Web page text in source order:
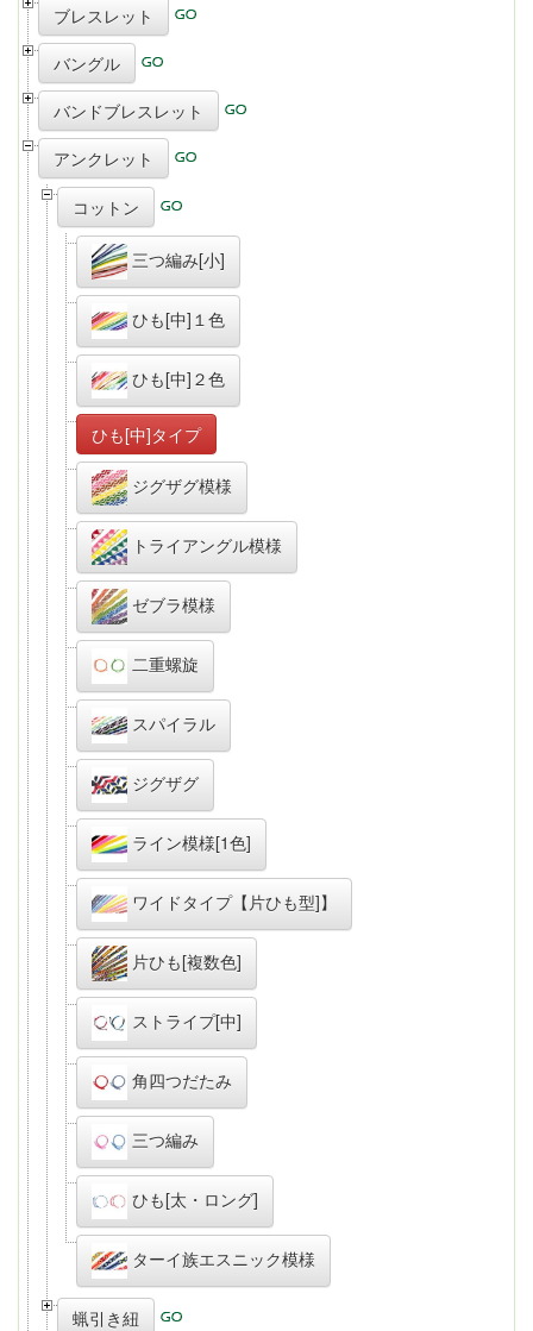
ブレスレット
バングル
バンドブレスレット
アンクレット
コットン
三つ編み[小]
ひも[中]１色
ひも[中]２色
ひも[中]タイプ
ジグザグ模様
トライアングル模様
ゼブラ模様
二重螺旋
スパイラル
ジグザグ
ライン模様[1色]
ワイドタイプ【片ひも型]】
片ひも[複数色]
ストライプ[中]
角四つだたみ
三つ編み
ひも[太・ロング]
ターイ族エスニック模様
蝋引き紐